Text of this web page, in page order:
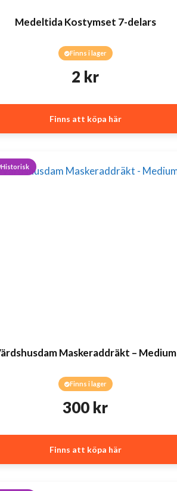
Medeltida Kostymset 7-delars
Finns i lager
2 kr
Finns att köpa här
Historisk
Maskeraddräkt – Medium
Finns i lager
300 kr
Finns att köpa här